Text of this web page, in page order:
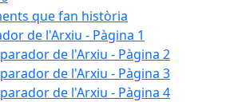
que fan història
de l'Arxiu - Pàgina 1
de l'Arxiu - Pàgina 2
de l'Arxiu - Pàgina 3
de l'Arxiu - Pàgina 4